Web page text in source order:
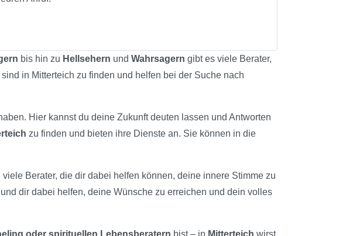
bis hin zu Hellsehern und Wahrsagern gibt es viele Berater,
in Mitterteich zu finden und helfen bei der Suche nach
Hier kannst du deine Zukunft deuten lassen und Antworten
zu finden und bieten ihre Dienste an. Sie können in die
Berater, die dir dabei helfen können, deine innere Stimme zu
dir dabei helfen, deine Wünsche zu erreichen und dein volles
oder spirituellen Lebensberatern bist – in Mitterteich wirst